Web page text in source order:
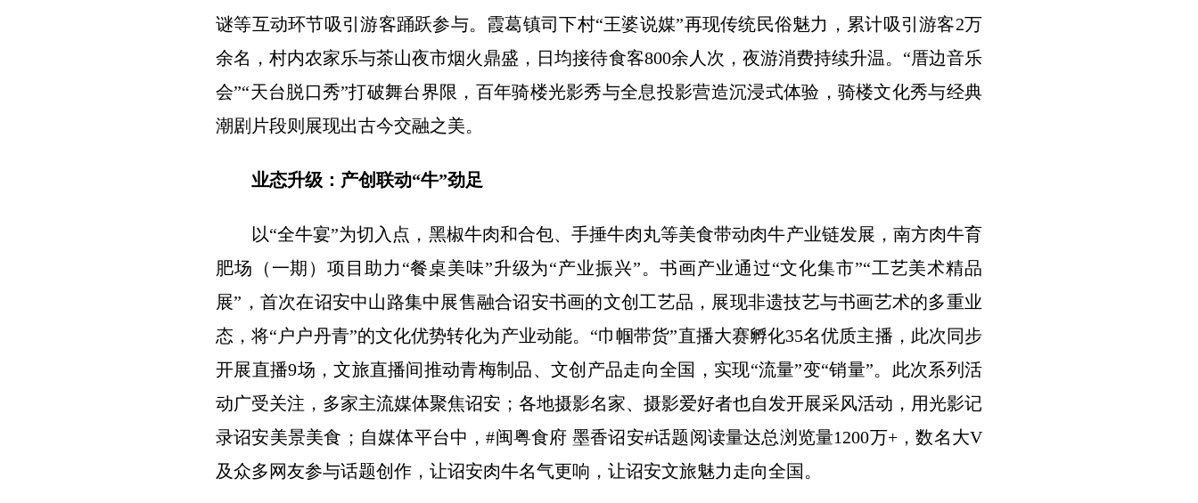
谜等互动环节吸引游客踊跃参与。霞葛镇司下村“王婆说媒”再现传统民俗魅力，累计吸引游客2万
余名，村内农家乐与茶山夜市烟火鼎盛，日均接待食客800余人次，夜游消费持续升温。“厝边音乐
会”“天台脱口秀”打破舞台界限，百年骑楼光影秀与全息投影营造沉浸式体验，骑楼文化秀与经典
潮剧片段则展现出古今交融之美。
业态升级：产创联动“牛”劲足
以“全牛宴”为切入点，黑椒牛肉和合包、手捶牛肉丸等美食带动肉牛产业链发展，南方肉牛育
肥场（一期）项目助力“餐桌美味”升级为“产业振兴”。书画产业通过“文化集市”“工艺美术精品
展”，首次在诏安中山路集中展售融合诏安书画的文创工艺品，展现非遗技艺与书画艺术的多重业
态，将“户户丹青”的文化优势转化为产业动能。“巾帼带货”直播大赛孵化35名优质主播，此次同步
开展直播9场，文旅直播间推动青梅制品、文创产品走向全国，实现“流量”变“销量”。此次系列活
动广受关注，多家主流媒体聚焦诏安；各地摄影名家、摄影爱好者也自发开展采风活动，用光影记
录诏安美景美食；自媒体平台中，#闽粤食府 墨香诏安#话题阅读量达总浏览量1200万+，数名大V
及众多网友参与话题创作，让诏安肉牛名气更响，让诏安文旅魅力走向全国。